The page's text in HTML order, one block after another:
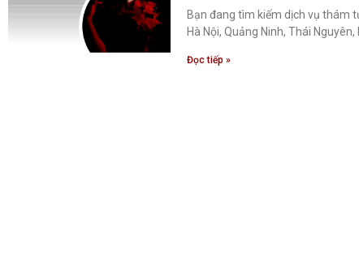
Bạn đang tìm kiếm dịch vụ thám
Hà Nội, Quảng Ninh, Thái Nguyên,
Đọc tiếp »